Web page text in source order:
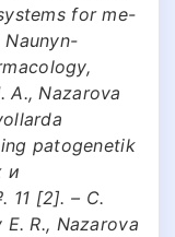
for me-
A., Nazarova
patogenetik
и
11 [2]. – С.
E. R., Nazarova